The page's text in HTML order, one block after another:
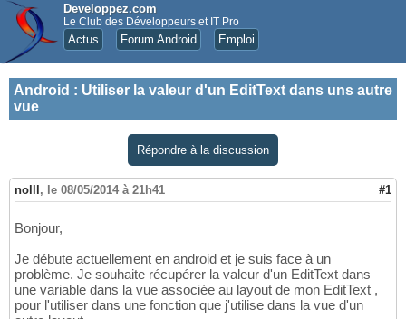
Developpez.com
Le Club des Développeurs et IT Pro
Actus Forum Android Emploi
Android : Utiliser la valeur d'un EditText dans uns autre
vue
Répondre à la discussion
nolll , le 08/05/2014 à 21h41 #1
Bonjour,
Je débute actuellement en android et je suis face à un
problème. Je souhaite récupérer la valeur d'un EditText dans
une variable dans la vue associée au layout de mon EditText ,
pour l'utiliser dans une fonction que j'utilise dans la vue d'un